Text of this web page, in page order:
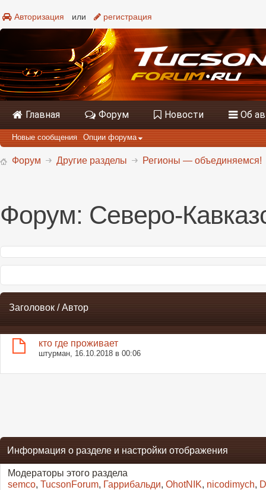
Авторизация или регистрация
Главная Форум Новости Об
Новые сообщения Опции форума
Форум Другие разделы Регионы — объединяемся!
Форум: Северо-
Заголовок /Автор
кто где проживает
штурман, 16.10.2018 в 00:06
Информация о разделе и настройки отображения
Модераторы этого раздела
semco, TucsonForum, Гаррибальди, OhotNIK, nicodimych,